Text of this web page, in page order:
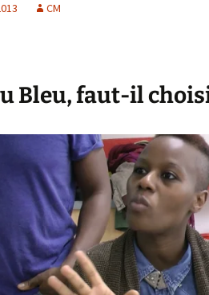
CM
Bleu, faut-il